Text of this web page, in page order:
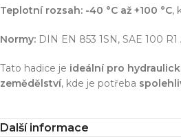
Teplotní rozsah: -40 °C až +100 °C,
Normy: DIN EN 853 1SN, SAE 100
Tato hadice je ideální pro
zemědělství, kde je potřeba
Další informace